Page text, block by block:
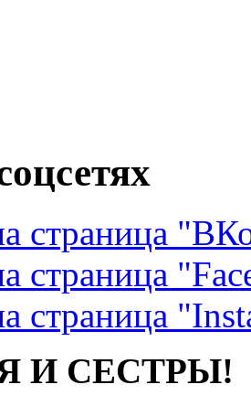
страница
страница
страница
И СЕСТРЫ!